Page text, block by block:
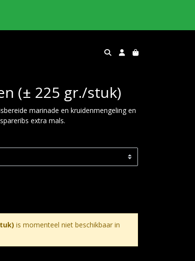
(± 225 gr./stuk)
marinade en kruidenmengeling en
extra mals.
is momenteel niet beschikbaar in